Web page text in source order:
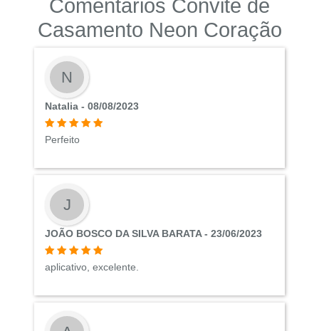
Comentários Convite de
Casamento Neon Coração
N
Natalia - 08/08/2023
Perfeito
J
JOÃO BOSCO DA SILVA BARATA - 23/06/2023
aplicativo, excelente.